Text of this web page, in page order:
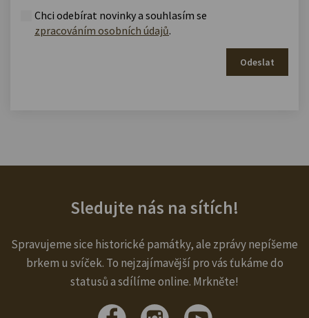
Chci odebírat novinky a souhlasím se
zpracováním osobních údajů.
Odeslat
Sledujte nás na sítích!
Spravujeme sice historické památky, ale zprávy nepíšeme
brkem u svíček. To nejzajímavější pro vás ťukáme do
statusů a sdílíme online. Mrkněte!